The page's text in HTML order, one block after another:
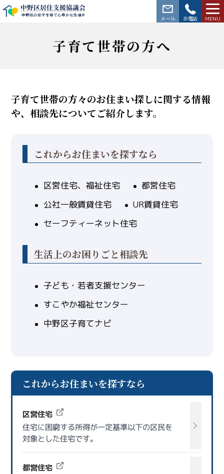
中野区居住支援協議会
中野区の住宅支援で心豊かな生活を
子育て世帯の方へ
子育て世帯の方々のお住まい探しに関する情報
や、相談先についてご紹介します。
これからお住まいを探すなら
区営住宅、福祉住宅
都営住宅
公社一般賃貸住宅
UR賃貸住宅
セーフティーネット住宅
生活上のお困りごと相談先
子ども・若者支援センター
すこやか福祉センター
中野区子育てナビ
これからお住まいを探すなら
区営住宅
住宅に困窮する所得が一定基準以下の区民を
対象とした住宅です。
都営住宅